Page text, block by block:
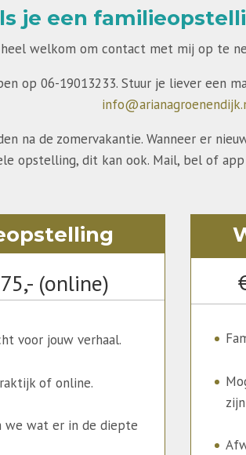
je een
welkom om contact met mij op te
op 06-19013233. Stuur je liever een
na de zomervakantie. Wanneer er
opstelling, dit kan ook. Mail, bel of
(online)
voor jouw verhaal.
of online.
we wat er in de diepte